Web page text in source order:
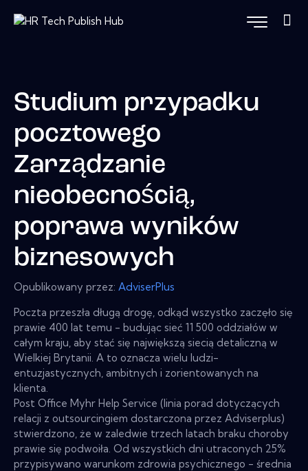
Studium przypadku
pocztowego
Zarządzanie
nieobecnością,
poprawa wyników
biznesowych
Opublikowany przez: AdviserPlus
Poczta przeszła długą drogę, odkąd wszystko zaczęło się
prawie 400 lat temu - budując sieć 11 500 oddziałów w
całym kraju, aby stać się największą siecią detaliczną w
Wielkiej Brytanii. A to oznacza wielu ludzi-
entuzjastycznych, ambitnych i zorientowanych na
klienta.
Post Office Myhr Help Service (linia porad dotyczących
relacji z outsourcingiem dostarczona przez Adviserplus)
stwierdzono, że w zaledwie trzech latach braku choroby
prawie się podwoiła. Od wszystkich dni utraconych 25%
przypisywano warunkom zdrowia psychicznego - średnia